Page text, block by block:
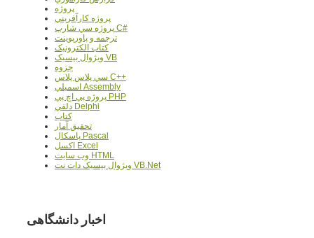
پروژه
پروژه کارآفريني
پروژه سي شارپ C#
ترجمه و پاورپوينت
کتاب الکترونيک
ويژوال بيسيک VB
جزوه
سي پلاس پلاس C++
اسمبلي Assembly
پروژه پي اچ پي PHP
دلفي Delphi
کتاب
تحقيق آمار
پاسکال Pascal
اکسل Excel
وب سايت HTML
ويژوال بيسيک دات نت VB.Net
اخبار دانشگاهی